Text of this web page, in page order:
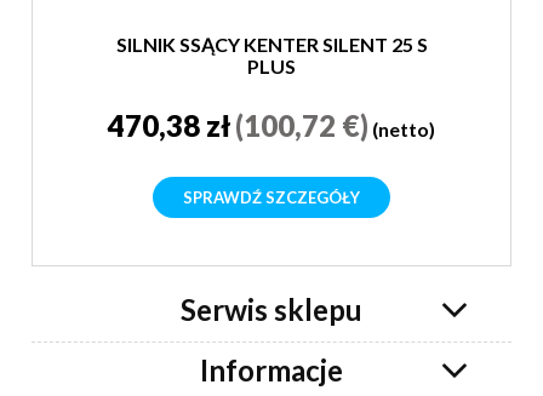
SILNIK SSĄCY KENTER SILENT 25 S
PLUS
470,38 zł(100,72 €) (netto)
SPRAWDŹ SZCZEGÓŁY
Serwis sklepu
Informacje